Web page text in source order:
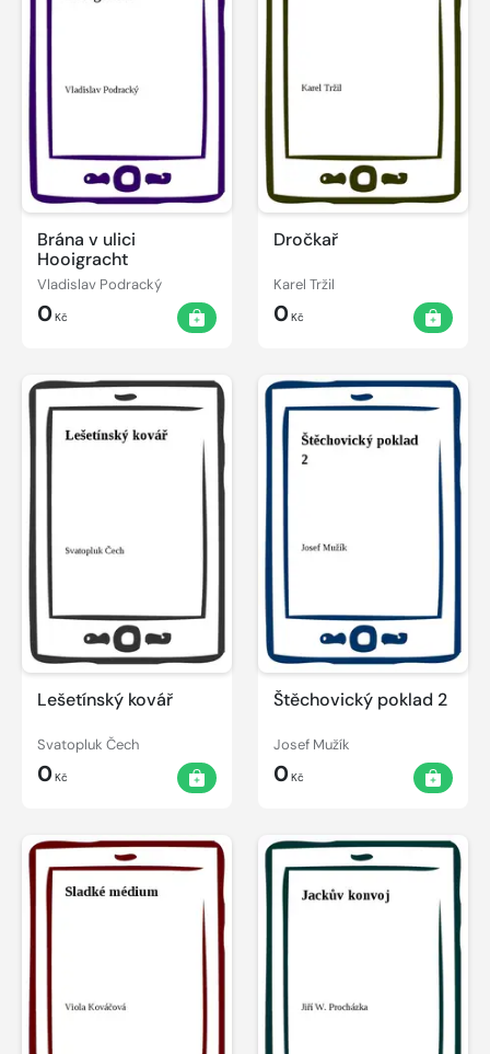
Brána v ulici
Hooigracht
Vladislav Podracký
0Kč
Dročkař
Karel Tržil
0Kč
Lešetínský kovář
Svatopluk Čech
0Kč
Štěchovický poklad 2
Josef Mužík
0Kč